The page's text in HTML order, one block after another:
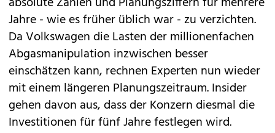
Jahre - wie es früher üblich war - zu verzichten.
Da Volkswagen die Lasten der millionenfachen
Abgasmanipulation inzwischen besser
einschätzen kann, rechnen Experten nun wieder
mit einem längeren Planungszeitraum. Insider
gehen davon aus, dass der Konzern diesmal die
Investitionen für fünf Jahre festlegen wird.